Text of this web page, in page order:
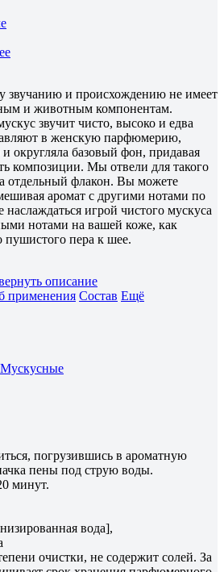
звучанию и происхождению не имеет
и животным компонентам.
звучит чисто, высоко и едва
в женскую парфюмерию,
округляла базовый фон, придавая
композиции. Мы отвели для такого
отдельный флакон. Вы можете
аромат с другими нотами по
игрой чистого мускуса
нотами на вашей коже, как
пушистого пера к шее.
описание
применения Состав Ещё
Мускусные
погрузившись в ароматную
пены под струю воды.
минут.
вода],
очистки, не содержит солей. За